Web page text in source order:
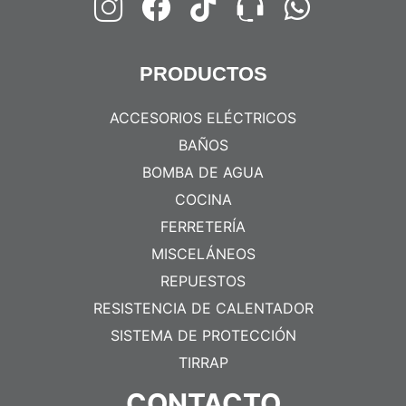
PRODUCTOS
ACCESORIOS ELÉCTRICOS
BAÑOS
BOMBA DE AGUA
COCINA
FERRETERÍA
MISCELÁNEOS
REPUESTOS
RESISTENCIA DE CALENTADOR
SISTEMA DE PROTECCIÓN
TIRRAP